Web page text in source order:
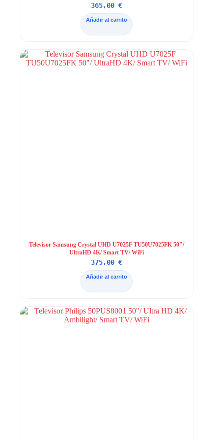
365,00€
Añadir al carrito
Televisor Samsung Crystal UHD U7025F TU50U7025FK 50″/
UltraHD 4K/ Smart TV/ WiFi
375,00€
Añadir al carrito